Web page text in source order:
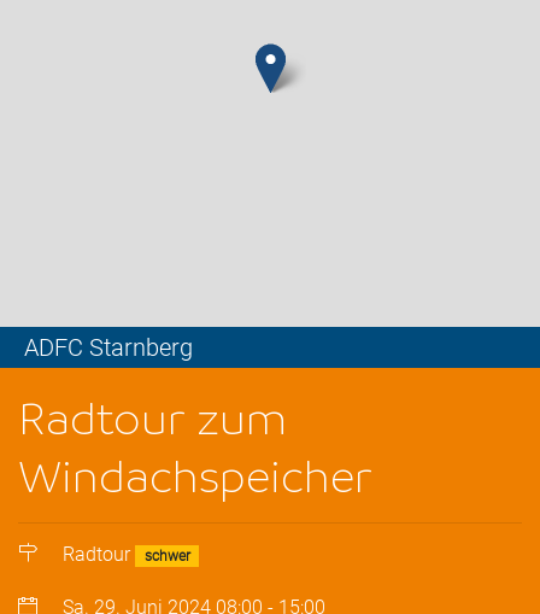
ADFC Starnberg
Radtour zum
Windachspeicher
Radtour schwer
Sa. 29. Juni 2024 08:00 - 15:00